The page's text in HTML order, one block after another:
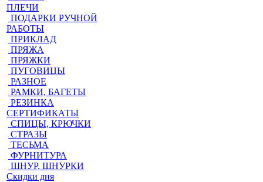
ПЛЕЧИ
ПОДАРКИ РУЧНОЙ
РАБОТЫ
ПРИКЛАД
ПРЯЖА
ПРЯЖКИ
ПУГОВИЦЫ
РАЗНОЕ
РАМКИ, БАГЕТЫ
РЕЗИНКА
СЕРТИФИКАТЫ
СПИЦЫ, КРЮЧКИ
СТРАЗЫ
ТЕСЬМА
ФУРНИТУРА
ШНУР, ШНУРКИ
Скидки дня